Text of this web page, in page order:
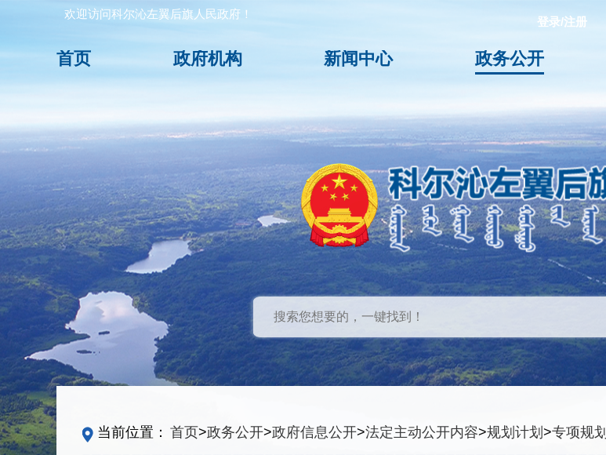
欢迎访问科尔沁左翼后旗人民政府！
登录/注册
首页 政府机构 新闻中心 政务公开
当前位置： 首页>政务公开>政府信息公开>法定主动公开内容>规划计划 >专项规划